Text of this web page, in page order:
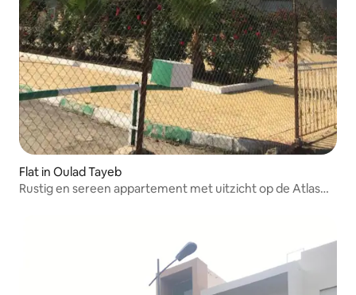
Flat in Oulad Tayeb
Rustig en sereen appartement met uitzicht op de Atlas